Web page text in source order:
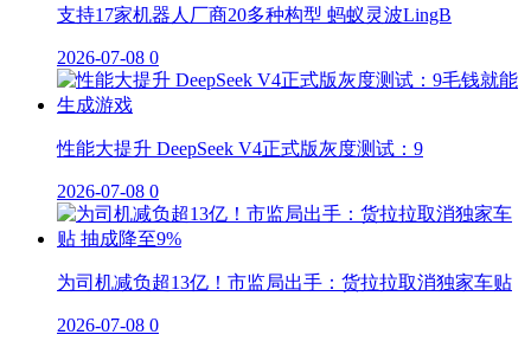
支持17家机器人厂商20多种构型 蚂蚁灵波LingB
2026-07-08 0
性能大提升 DeepSeek V4正式版灰度测试：9
2026-07-08 0
为司机减负超13亿！市监局出手：货拉拉取消独家车贴
2026-07-08 0